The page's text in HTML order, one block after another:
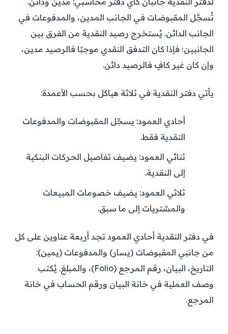
تُسجَّل المقبوضات في الجانب المدين، والمدفوعات في
الجانب الدائن. يُستخرج رصيد النقدية من الفرق بين
الجانبين؛ فإذا كان التدفق النقدي موجبًا فالرصيد مدين،
وإن كان غير كافٍ فالرصيد دائن.
يأتي دفتر النقدية في ثلاثة هياكل بحسب الأعمدة:
أحادي العمود: يسجّل المقبوضات والمدفوعات
النقدية فقط.
ثنائي العمود: يضيف تفاصيل الحركات البنكية
إلى النقدية.
ثلاثي العمود: يضيف خصومات المبيعات
والمشتريات إلى ما سبق.
في دفتر النقدية أحادي العمود تجد أربعة عناوين على كل
من جانبَي المقبوضات (يسار) والمدفوعات (يمين):
التاريخ، البيان، رقم المرجع (Folio)، والمبلغ. يُكتب
وصف العملية في خانة البيان ورقم الحساب في خانة
المرجع.